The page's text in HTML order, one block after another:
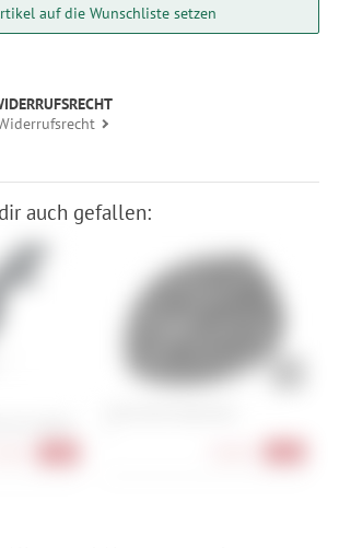
auf die Wunschliste setzen
auch gefallen: